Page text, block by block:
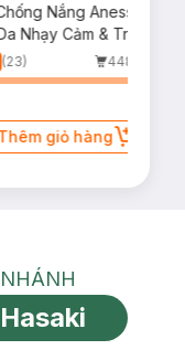
Nắng Anessa
Nhạy Cảm & Trẻ Em
(23)
448/tháng
giỏ hàng
chi nhánh